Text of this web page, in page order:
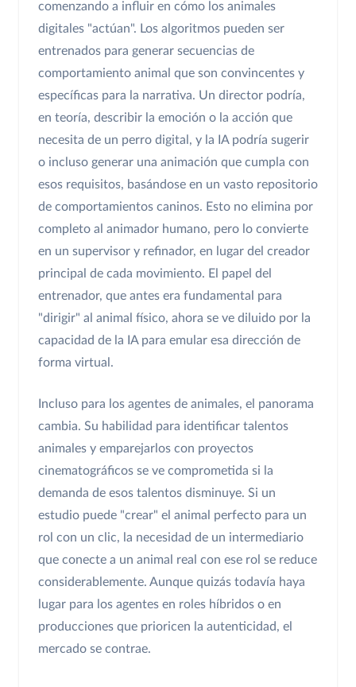
comenzando a influir en cómo los animales
digitales "actúan". Los algoritmos pueden ser
entrenados para generar secuencias de
comportamiento animal que son convincentes y
específicas para la narrativa. Un director podría,
en teoría, describir la emoción o la acción que
necesita de un perro digital, y la IA podría sugerir
o incluso generar una animación que cumpla con
esos requisitos, basándose en un vasto repositorio
de comportamientos caninos. Esto no elimina por
completo al animador humano, pero lo convierte
en un supervisor y refinador, en lugar del creador
principal de cada movimiento. El papel del
entrenador, que antes era fundamental para
"dirigir" al animal físico, ahora se ve diluido por la
capacidad de la IA para emular esa dirección de
forma virtual.
Incluso para los agentes de animales, el panorama
cambia. Su habilidad para identificar talentos
animales y emparejarlos con proyectos
cinematográficos se ve comprometida si la
demanda de esos talentos disminuye. Si un
estudio puede "crear" el animal perfecto para un
rol con un clic, la necesidad de un intermediario
que conecte a un animal real con ese rol se reduce
considerablemente. Aunque quizás todavía haya
lugar para los agentes en roles híbridos o en
producciones que prioricen la autenticidad, el
mercado se contrae.